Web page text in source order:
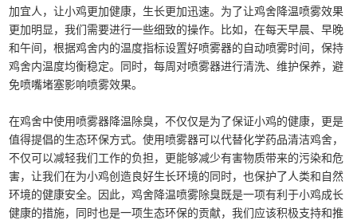
加宜人，让小鸡更加健康，生长更加迅速。为了让鸡舍降温喷雾效果
更加明显，我们需要进行一些细致的操作。比如，在每天早晨、早晚
和午间，根据鸡舍内的温度指标设置好喷雾器的自动喷雾时间，保持
鸡舍内温度均衡稳定。同时，每周对喷雾器进行清洗、维护保养，避
免喷嘴堵塞影响喷雾效果。
在鸡舍中使用喷雾器降温除臭，不仅仅是为了保证小鸡的健康，更是
值得提倡的生态环保方式。使用喷雾器可以代替化学药品清洁鸡舍，
不仅可以减轻我们工作的负担，更能够减少有害物质带来的污染和危
害，让我们在为小鸡创造良好生长环境的同时，也保护了人类和自然
环境的健康安全。因此，鸡舍降温喷雾除臭既是一项有利于小鸡成长
健康的措施，同时也是一项生态环保的贡献，我们应该积极支持和推